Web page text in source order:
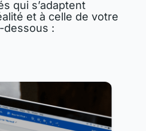
qui s’adaptent
et à celle de votre
dessous :